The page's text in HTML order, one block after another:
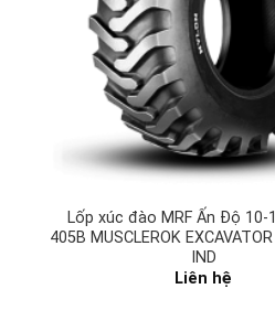
Lốp xúc đào MRF Ấn Độ 10-
405B MUSCLEROK
IND
Liên hệ